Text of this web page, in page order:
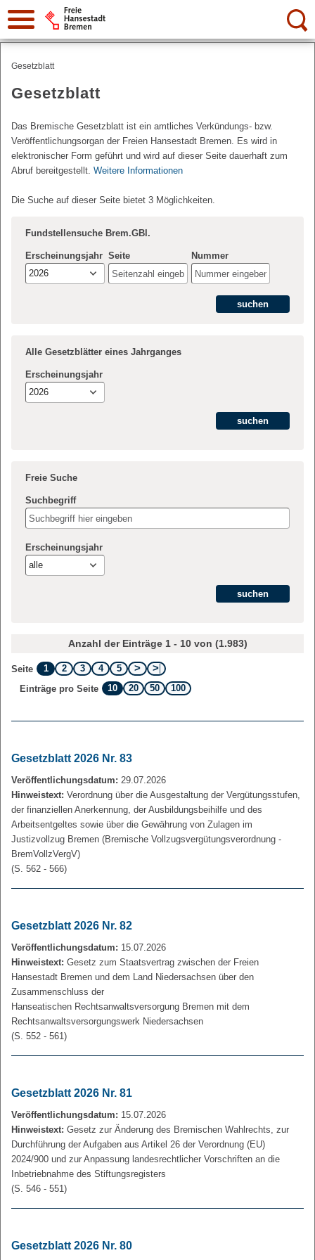
Suche:
Gesetzblatt
Gesetzblatt
Das Bremische Gesetzblatt ist ein amtliches Verkündungs- bzw.
Veröffentlichungsorgan der Freien Hansestadt Bremen. Es wird in
elektronischer Form geführt und wird auf dieser Seite dauerhaft zum
Abruf bereitgestellt. Weitere Informationen
Die Suche auf dieser Seite bietet 3 Möglichkeiten.
Fundstellensuche Brem.GBl.
Erscheinungsjahr
2026
Seite Nummer
Alle Gesetzblätter eines Jahrganges
Erscheinungsjahr
2026
Freie Suche
Suchbegriff
Erscheinungsjahr
alle
Anzahl der Einträge 1 - 10 von (1.983)
Seite 1 2 3 4
5
Einträge pro Seite
10 20 50 100
Gesetzblatt 2026 Nr. 83
Veröffentlichungsdatum: 29.07.2026
Hinweistext: Verordnung über die Ausgestaltung der Vergütungsstufen,
der finanziellen Anerkennung, der Ausbildungsbeihilfe und des
Arbeitsentgeltes sowie über die Gewährung von Zulagen im
Justizvollzug Bremen (Bremische Vollzugsvergütungsverordnung -
BremVollzVergV)
(S. 562 - 566)
Gesetzblatt 2026 Nr. 82
Veröffentlichungsdatum: 15.07.2026
Hinweistext: Gesetz zum Staatsvertrag zwischen der Freien
Hansestadt Bremen und dem Land Niedersachsen über den
Zusammenschluss der
Hanseatischen Rechtsanwaltsversorgung Bremen mit dem
Rechtsanwaltsversorgungswerk Niedersachsen
(S. 552 - 561)
Gesetzblatt 2026 Nr. 81
Veröffentlichungsdatum: 15.07.2026
Hinweistext: Gesetz zur Änderung des Bremischen Wahlrechts, zur
Durchführung der Aufgaben aus Artikel 26 der Verordnung (EU)
2024/900 und zur Anpassung landesrechtlicher Vorschriften an die
Inbetriebnahme des Stiftungsregisters
(S. 546 - 551)
Gesetzblatt 2026 Nr. 80